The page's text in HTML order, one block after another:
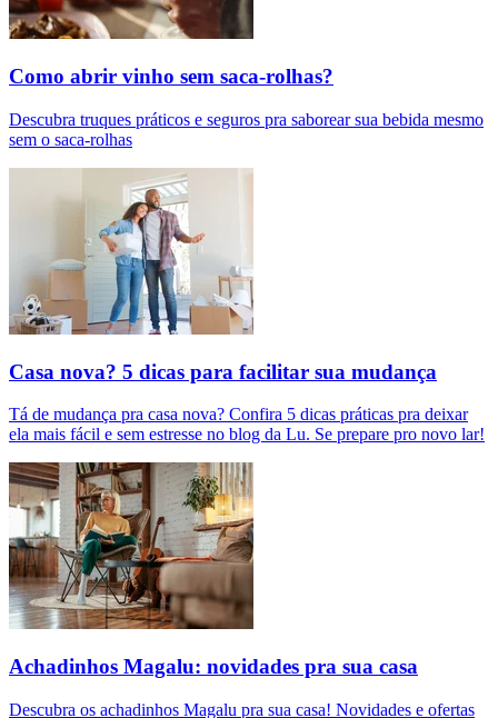
Como abrir vinho sem saca-rolhas?
Descubra truques práticos e seguros pra saborear sua bebida mesmo
sem o saca-rolhas
Casa nova? 5 dicas para facilitar sua mudança
Tá de mudança pra casa nova? Confira 5 dicas práticas pra deixar
ela mais fácil e sem estresse no blog da Lu. Se prepare pro novo lar!
Achadinhos Magalu: novidades pra sua casa
Descubra os achadinhos Magalu pra sua casa! Novidades e ofertas